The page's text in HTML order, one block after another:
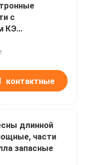
с
КЭ
контактные
длинной
части
запасные